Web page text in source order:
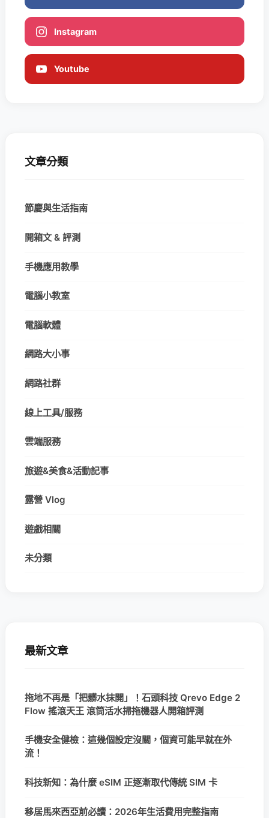
Instagram
Youtube
文章分類
節慶與生活指南
開箱文 & 評測
手機應用教學
電腦小教室
電腦軟體
網路大小事
網路社群
線上工具/服務
雲端服務
旅遊&美食&活動記事
露營 Vlog
遊戲相關
未分類
最新文章
拖地不再是「把髒水抹開」！石頭科技 Qrevo Edge 2
Flow 搖滾天王 滾筒活水掃拖機器人開箱評測
手機安全健檢：這幾個設定沒關，個資可能早就在外
流！
科技新知：為什麼 eSIM 正逐漸取代傳統 SIM 卡
移居馬來西亞前必讀：2026年生活費用完整指南